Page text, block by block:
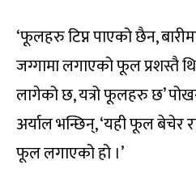
‘फूलहरु टिप्न पाएको छैन,
जग्गामा लगाएको फूल प्रशस्तै
लागेको छ, यत्रो फूलहरु छ’
अर्याल भन्छिन्, ‘यही फूल बेचेर
फूल लगाएको हो ।’